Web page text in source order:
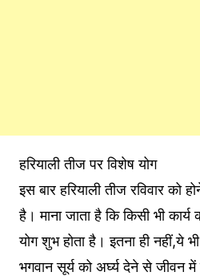
हरियाली तीज पर विशेष योग
इस बार हरियाली तीज रविवार को
है। माना जाता है कि किसी भी कार्य
योग शुभ होता है। इतना ही नहीं,ये
भगवान सूर्य को अर्घ्य देने से जीवन में